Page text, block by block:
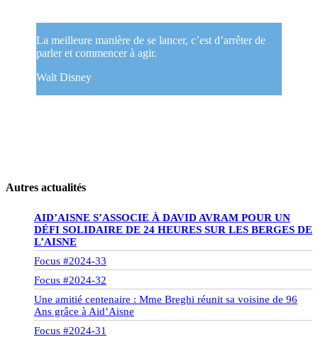
La meilleure manière de se lancer, c’est d’arrêter de
parler et commencer à agir.
Walt Disney
Autres actualités
AID’AISNE S’ASSOCIE À DAVID AVRAM POUR UN
DÉFI SOLIDAIRE DE 24 HEURES SUR LES BERGES DE
L’AISNE
Focus #2024-33
Focus #2024-32
Une amitié centenaire : Mme Breghi réunit sa voisine de 96
Ans grâce à Aid’Aisne
Focus #2024-31